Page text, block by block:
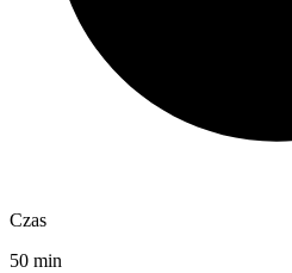
Czas
50 min